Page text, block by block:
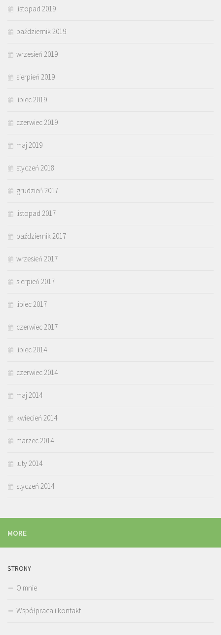
listopad 2019
październik 2019
wrzesień 2019
sierpień 2019
lipiec 2019
czerwiec 2019
maj 2019
styczeń 2018
grudzień 2017
listopad 2017
październik 2017
wrzesień 2017
sierpień 2017
lipiec 2017
czerwiec 2017
lipiec 2014
czerwiec 2014
maj 2014
kwiecień 2014
marzec 2014
luty 2014
styczeń 2014
MORE
STRONY
O mnie
Współpraca i kontakt